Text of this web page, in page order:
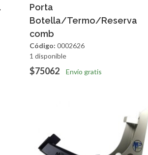
Porta
Botella/Termo/Reserva
comb
Código: 0002626
1 disponible
$75062 Envío gratis